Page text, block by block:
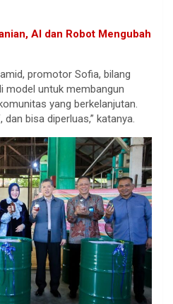
AI dan Robot Mengubah
promotor Sofia, bilang
model untuk membangun
yang berkelanjutan.
bisa diperluas,” katanya.